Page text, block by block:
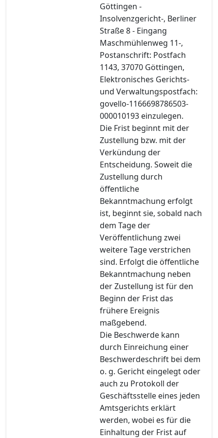
Göttingen -
Insolvenzgericht-, Berliner
Straße 8 - Eingang
Maschmühlenweg 11-,
Postanschrift: Postfach
1143, 37070 Göttingen,
Elektronisches Gerichts-
und Verwaltungspostfach:
govello-1166698786503-
000010193 einzulegen.
Die Frist beginnt mit der
Zustellung bzw. mit der
Verkündung der
Entscheidung. Soweit die
Zustellung durch
öffentliche
Bekanntmachung erfolgt
ist, beginnt sie, sobald nach
dem Tage der
Veröffentlichung zwei
weitere Tage verstrichen
sind. Erfolgt die öffentliche
Bekanntmachung neben
der Zustellung ist für den
Beginn der Frist das
frühere Ereignis
maßgebend.
Die Beschwerde kann
durch Einreichung einer
Beschwerdeschrift bei dem
o. g. Gericht eingelegt oder
auch zu Protokoll der
Geschäftsstelle eines jeden
Amtsgerichts erklärt
werden, wobei es für die
Einhaltung der Frist auf